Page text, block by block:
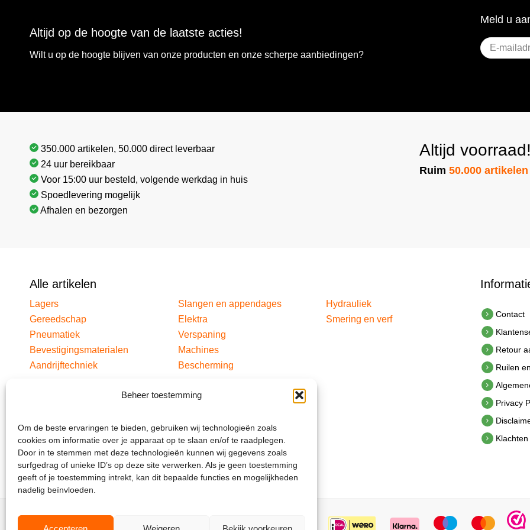
Beheer toestemming
Om de beste ervaringen te bieden, gebruiken wij technologieën zoals
cookies om informatie over je apparaat op te slaan en/of te raadplegen.
Door in te stemmen met deze technologieën kunnen wij gegevens zoals
surfgedrag of unieke ID’s op deze site verwerken. Als je geen toestemming
geeft of je toestemming intrekt, kan dit bepaalde functies en mogelijkheden
nadelig beïnvloeden.
Altijd op de hoogte van de laatste acties!
Wilt u op de hoogte blijven van onze producten en onze scherpe aanbiedingen?
Meld u
E-
mailadres
350.000 artikelen, 50.000 direct leverbaar
24 uur bereikbaar
Voor 15:00 uur besteld, volgende werkdag in huis
Spoedlevering mogelijk
Afhalen en bezorgen
Altijd
Ruim50.000 artikelen
Alle artikelen
Lagers
Gereedschap
Pneumatiek
Bevestigingsmaterialen
Aandrijftechniek
Slangen en appendages
Elektra
Verspaning
Machines
Bescherming
Hydrauliek
Smering en verf
Contact
Retour
Ruilen
Privacy
Klachten